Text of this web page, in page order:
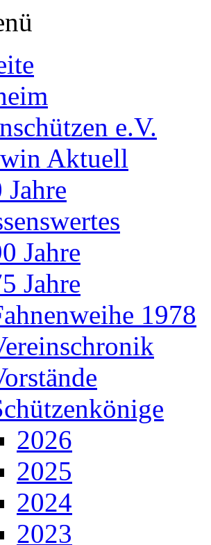
e.V.
Aktuell
Jahre
Jahre
Jahre
1978
2026
2025
2024
2023